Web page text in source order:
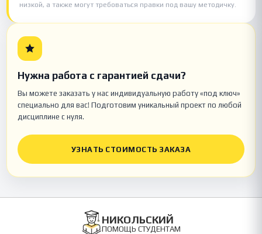
низкой, а также могут требоваться правки под вашу методичку.
Нужна работа с гарантией сдачи?
Вы можете заказать у нас индивидуальную работу «под ключ»
специально для вас! Подготовим уникальный проект по любой
дисциплине с нуля.
УЗНАТЬ СТОИМОСТЬ ЗАКАЗА
НИКОЛЬСКИЙ
ПОМОЩЬ СТУДЕНТАМ